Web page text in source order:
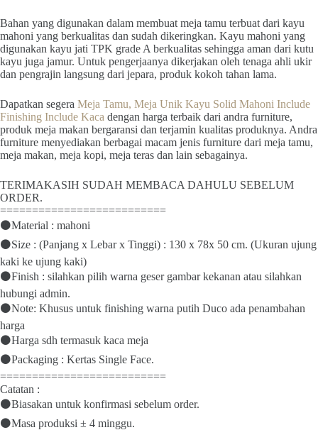
Bahan yang digunakan dalam membuat meja tamu terbuat dari kayu
mahoni yang berkualitas dan sudah dikeringkan. Kayu mahoni yang
digunakan kayu jati TPK grade A berkualitas sehingga aman dari kutu
kayu juga jamur. Untuk pengerjaanya dikerjakan oleh tenaga ahli ukir
dan pengrajin langsung dari jepara, produk kokoh tahan lama.
Dapatkan segera Meja Tamu, Meja Unik Kayu Solid Mahoni Include
Finishing Include Kaca dengan harga terbaik dari andra furniture,
produk meja makan bergaransi dan terjamin kualitas produknya. Andra
furniture menyediakan berbagai macam jenis furniture dari meja tamu,
meja makan, meja kopi, meja teras dan lain sebagainya.
TERIMAKASIH SUDAH MEMBACA DAHULU SEBELUM
ORDER.
==========================
⚫Material : mahoni
⚫Size : (Panjang x Lebar x Tinggi) : 130 x 78x 50 cm. (Ukuran ujung
kaki ke ujung kaki)
⚫Finish : silahkan pilih warna geser gambar kekanan atau silahkan
hubungi admin.
⚫Note: Khusus untuk finishing warna putih Duco ada penambahan
harga
⚫️Harga sdh termasuk kaca meja
⚫Packaging : Kertas Single Face.
==========================
Catatan :
⚫Biasakan untuk konfirmasi sebelum order.
⚫Masa produksi ± 4 minggu.